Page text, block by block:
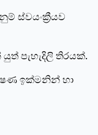
ස්වයංක්‍රීයව
පැහැදිලි තිරයක්.
ඉක්මනින් හා